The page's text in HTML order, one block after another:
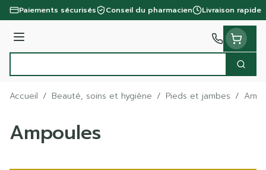
Aller au contenu
Paiements sécurisés Conseil du pharmacien Livraison rapide
Menu
Accueil / Beauté, soins et hygiène / Pieds et jambes /
Ampoules